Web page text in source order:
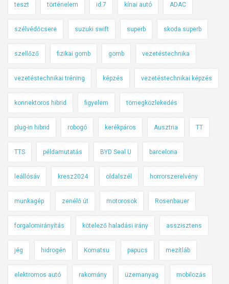
teszt történelem id.7 kínai autó ADAC
szélvédőcsere suzuki swift superb skoda superb
szellőző fizikai gomb gomb vezetéstechnika
vezetéstechnikai tréning képzés vezetéstechnikai képzés
konnektoros hibrid figyelem tömegközlekedés
plug-in hibrid robogó kerékpáros Ausztria TT
TTS példamutatás BYD Seal U barcelona
leállósáv kresz2024 oldalszél horrorszerelvény
munkagép zenélő út motorosok Rosenbauer
forgalomirányítás kötelező haladási irány asszisztens
jég hidrogén Komatsu papucs mezítláb
elektromos autó rakomány üzemanyag mobilozás